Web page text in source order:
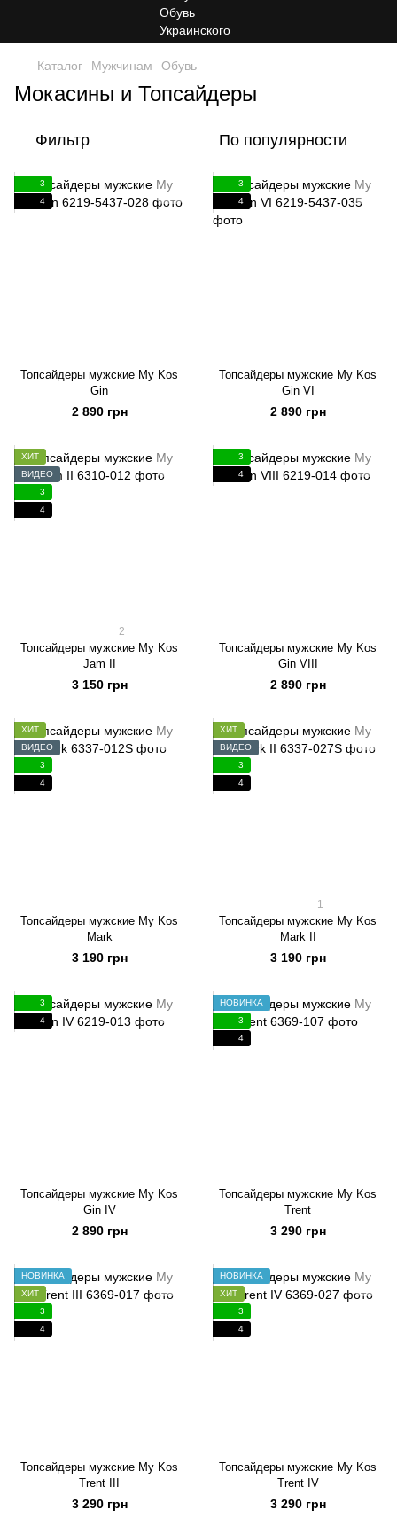
Каталог Мужчинам Обувь
Мокасины и Топсайдеры
Фильтр По популярности
3
4
Топсайдеры мужские My Kos
Gin
2 890 грн
3
4
Топсайдеры мужские My Kos
Gin VI
2 890 грн
ХИТ
ВИДЕО
3
4
2
Топсайдеры мужские My Kos
Jam II
3 150 грн
3
4
Топсайдеры мужские My Kos
Gin VIII
2 890 грн
ХИТ
ВИДЕО
3
4
Топсайдеры мужские My Kos
Mark
3 190 грн
ХИТ
ВИДЕО
3
4
1
Топсайдеры мужские My Kos
Mark II
3 190 грн
3
4
Топсайдеры мужские My Kos
Gin IV
2 890 грн
НОВИНКА
3
4
Топсайдеры мужские My Kos
Trent
3 290 грн
НОВИНКА
ХИТ
3
4
Топсайдеры мужские My Kos
Trent III
3 290 грн
НОВИНКА
ХИТ
3
4
Топсайдеры мужские My Kos
Trent IV
3 290 грн